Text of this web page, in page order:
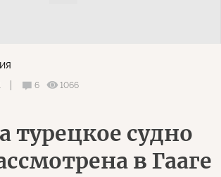
6
1066
турецкое судно
в Гааге